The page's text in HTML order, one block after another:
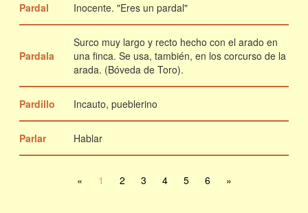
Pardal Inocente. "Eres un pardal"
Pardala
Surco muy largo y recto hecho con el arado en
una finca. Se usa, también, en los corcurso de la
arada. (Bóveda de Toro).
Pardillo Incauto, pueblerino
Parlar Hablar
« 1 2 3 4 5 6 »